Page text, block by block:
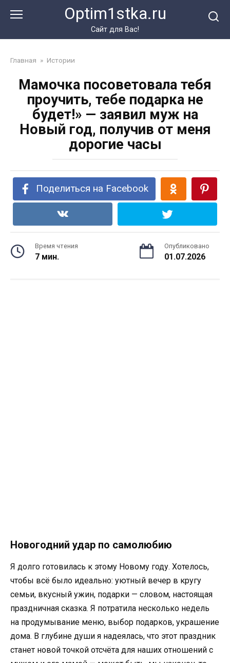
Optim1stka.ru
Сайт для Вас!
Главная » Истории
Мамочка посоветовала тебя
проучить, тебе подарка не
будет!» — заявил муж на
Новый год, получив от меня
дорогие часы
Поделиться на Facebook
Время чтения
7 мин.
Опубликовано
01.07.2026
Новогодний удар по самолюбию
Я долго готовилась к этому Новому году. Хотелось,
чтобы всё было идеально: уютный вечер в кругу
семьи, вкусный ужин, подарки — словом, настоящая
праздничная сказка. Я потратила несколько недель
на продумывание меню, выбор подарков, украшение
дома. В глубине души я надеялась, что этот праздник
станет новой точкой отсчёта для наших отношений с